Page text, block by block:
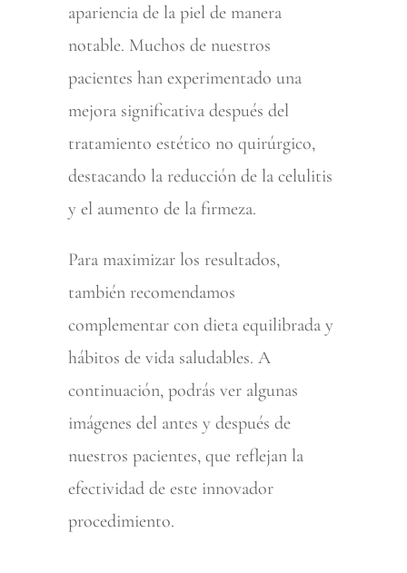
apariencia de la piel de manera
notable. Muchos de nuestros
pacientes han experimentado una
mejora significativa después del
tratamiento estético no quirúrgico,
destacando la reducción de la celulitis
y el aumento de la firmeza.
Para maximizar los resultados,
también recomendamos
complementar con dieta equilibrada y
hábitos de vida saludables. A
continuación, podrás ver algunas
imágenes del antes y después de
nuestros pacientes, que reflejan la
efectividad de este innovador
procedimiento.